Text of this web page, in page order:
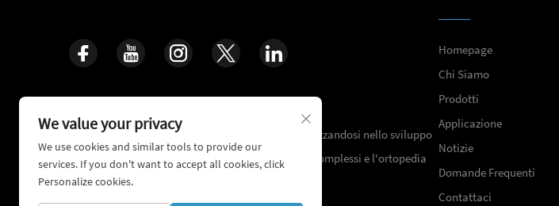
16+ anni di esperienza clinica accumulata, specializzandosi nello sviluppo
di sistemi tecnologici per la riparazione di traumi complessi e l'ortopedia
Homepage
Chi Siamo
Prodotti
Applicazione
Notizie
Domande Frequenti
Contattaci
We value your privacy
We use cookies and similar tools to provide our
services. If you don't want to accept all cookies, click
Personalize cookies.